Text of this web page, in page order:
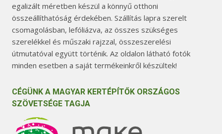
egalizált méretben készül a könnyű otthoni
összeállíthatóság érdekében. Szállítás lapra szerelt
csomagolásban, lefóliázva, az összes szükséges
szerelékkel és műszaki rajzzal, összeszerelési
útmutatóval együtt történik. Az oldalon látható fotók
minden esetben a saját termékeinkről készültek!
CÉGÜNK A MAGYAR KERTÉPÍTŐK ORSZÁGOS
SZÖVETSÉGE TAGJA